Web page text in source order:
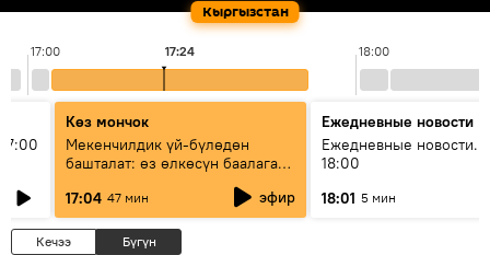
Кыргызстан
17:00 18:00
17:24
Көз мончок
Мекенчилдик үй-бүлөдөн
башталат: өз өлкөсүн баалаган
муунду кантип тарбиялоо
керек?
17:04 47 мин эфир
Ежедневные новости
Ежедневные новости.
18:00
18:01 5 мин
Кечээ Бүгүн